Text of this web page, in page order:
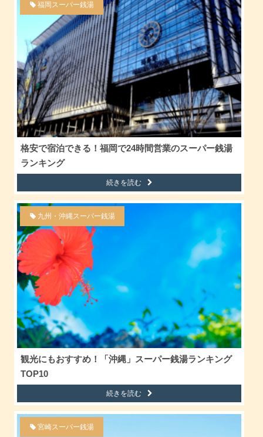
福岡スーパー銭湯
格安で宿泊できる！福岡で24時間営業のスーパー銭湯
ランキング
続きを読む
九州・沖縄スーパー銭湯
観光にもおすすめ！「沖縄」スーパー銭湯ランキング
TOP10
続きを読む
宮崎スーパー銭湯